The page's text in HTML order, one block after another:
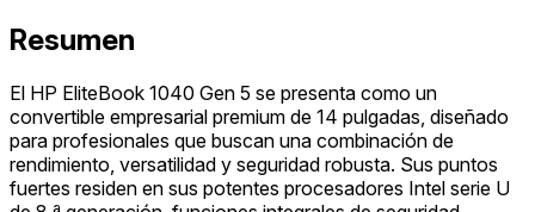
Resumen
El HP EliteBook 1040 Gen 5 se presenta como un
convertible empresarial premium de 14 pulgadas, diseñado
para profesionales que buscan una combinación de
rendimiento, versatilidad y seguridad robusta. Sus puntos
fuertes residen en sus potentes procesadores Intel serie U